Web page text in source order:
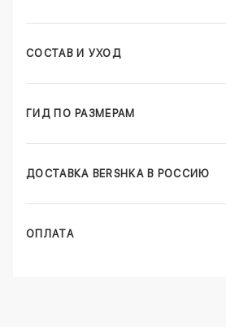
СОСТАВ И УХОД
ГИД ПО РАЗМЕРАМ
ДОСТАВКА BERSHKA В РОССИЮ
ОПЛАТА